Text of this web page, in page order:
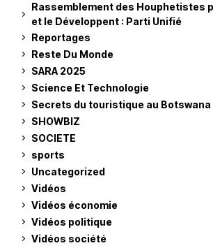
Rassemblement des Houphetistes
et le Développent : Parti Unifié
Reportages
Reste Du Monde
SARA 2025
Science Et Technologie
Secrets du touristique au Botswana
SHOWBIZ
SOCIETE
sports
Uncategorized
Vidéos
Vidéos économie
Vidéos politique
Vidéos société